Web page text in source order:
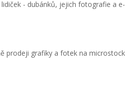
- dubánků, jejich fotografie a e-
prodeji grafiky a fotek na microstock